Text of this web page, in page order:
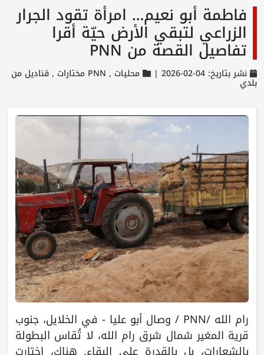
فاطمة أبو نعيم… امرأة تقود الجرار
الزراعي لتبقي الأرض حيّة أقرا
تفاصيل القصة من PNN
نشر بتاريخ: 04-02-2026 | محليات , PNN مختارات , قناديل من
بلدي
رام الله /PNN / وصال أبو عليا - في الخلايل، جنوب
قرية المغير شمال شرق رام الله، لا تُقاس البطولة